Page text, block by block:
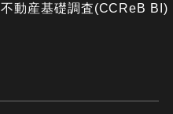
不動産基礎調査(CCReB BI)